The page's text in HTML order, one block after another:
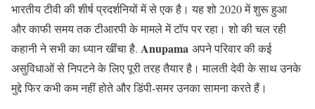
भारतीय टीवी की शीर्ष प्रदर्शनियों में से एक है। यह शो 2020 में शुरू हुआ
और काफी समय तक टीआरपी के मामले में टॉप पर रहा। शो की चल रही
कहानी ने सभी का ध्यान खींचा है. Anupama अपने परिवार की कई
असुविधाओं से निपटने के लिए पूरी तरह तैयार है। मालती देवी के साथ उनके
मुद्दे फिर कभी कम नहीं होते और डिंपी-समर उनका सामना करते हैं।